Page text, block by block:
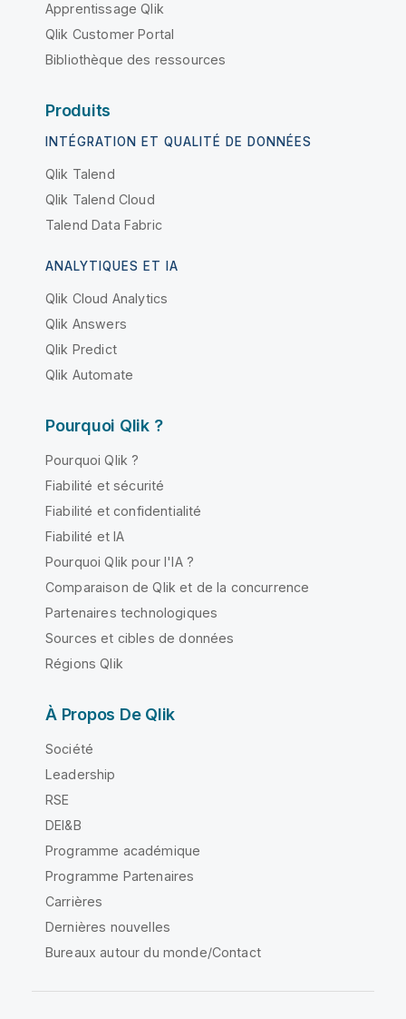
Apprentissage Qlik
Qlik Customer Portal
Bibliothèque des ressources
Produits
INTÉGRATION ET QUALITÉ DE DONNÉES
Qlik Talend
Qlik Talend Cloud
Talend Data Fabric
ANALYTIQUES ET IA
Qlik Cloud Analytics
Qlik Answers
Qlik Predict
Qlik Automate
Pourquoi Qlik ?
Pourquoi Qlik ?
Fiabilité et sécurité
Fiabilité et confidentialité
Fiabilité et IA
Pourquoi Qlik pour l'IA ?
Comparaison de Qlik et de la concurrence
Partenaires technologiques
Sources et cibles de données
Régions Qlik
À Propos De Qlik
Société
Leadership
RSE
DEI&B
Programme académique
Programme Partenaires
Carrières
Dernières nouvelles
Bureaux autour du monde/Contact